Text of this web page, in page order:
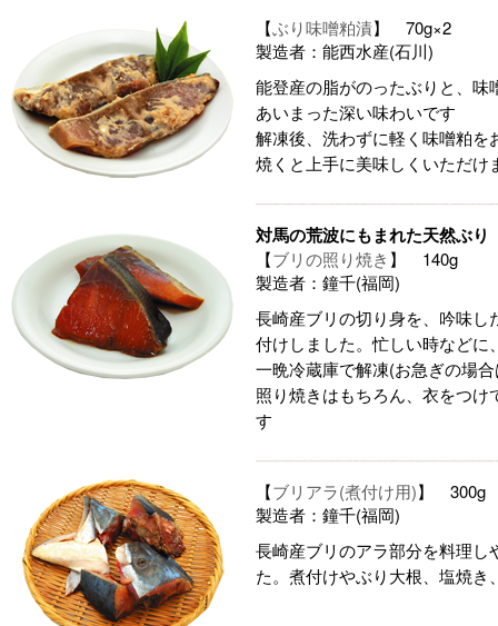
【ぶり味噌粕漬】 70g×2
製造者：能西水産(石川)
能登産の脂がのったぶりと、
あいまった深い味わいです
解凍後、洗わずに軽く味噌粕
焼くと上手に美味しくいただけ
対馬の荒波にもまれた天然ぶり
【ブリの照り焼き 】 140g
製造者：鐘千(福岡)
長崎産ブリの切り身を、吟味
付けしました。忙しい時などに
一晩冷蔵庫で解凍(お急ぎの場
照り焼きはもちろん、衣をつ
す
【ブリアラ(煮付け用)】 300g
製造者：鐘千(福岡)
長崎産ブリのアラ部分を料理
た。煮付けやぶり大根、塩焼き